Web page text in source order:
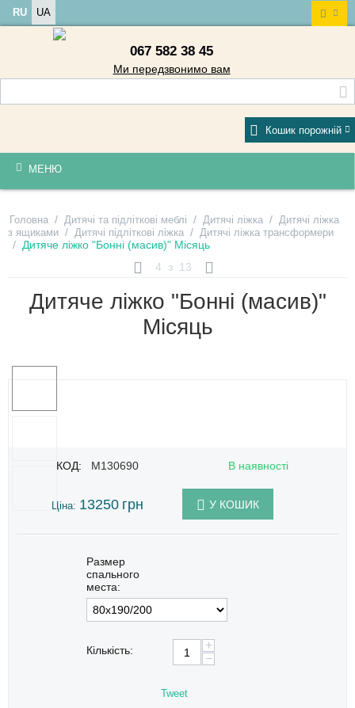
RU UA
067 582 38 45
Ми передзвонимо вам
Кошик порожній
МЕНЮ
Головна / Дитячі та підліткові меблі / Дитячі ліжка / Дитячі ліжка
з ящиками / Дитячі підліткові ліжка / Дитячі ліжка трансформери
/ Дитяче ліжко "Бонні (масив)" Місяць
4
з 13
Дитяче ліжко "Бонні (масив)"
Місяць
КОД: M130690 В наявності
Ціна: 13250 грн У КОШИК
Размер
спального
места:
Кількість:
+
−
Tweet